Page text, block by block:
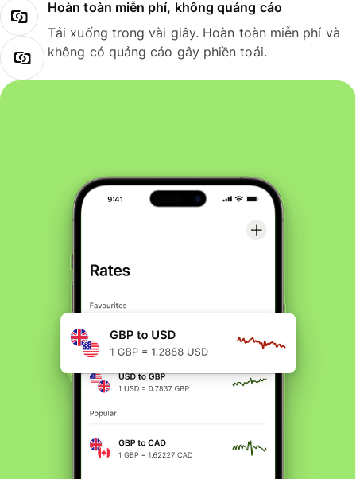
Hoàn toàn miễn phí, không quảng cáo
Tải xuống trong vài giây. Hoàn toàn miễn phí và
không có quảng cáo gây phiền toái.